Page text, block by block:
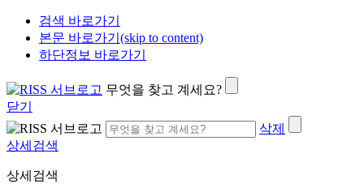
검색 바로가기
본문 바로가기(skip to content)
하단정보 바로가기
무엇을 찾고 계세요?
닫기
삭제
상세검색
상세검색